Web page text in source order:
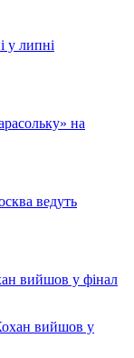
у липні
на
ведуть
вийшов у фінал